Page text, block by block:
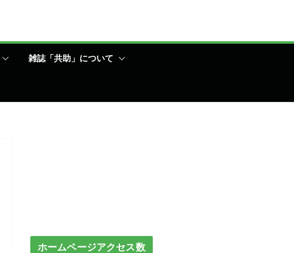
雑誌「共助」について
ホームページアクセス数